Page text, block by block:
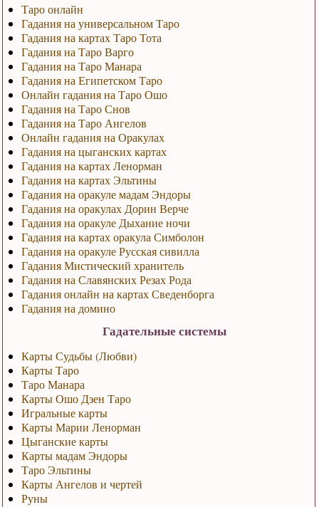
Таро онлайн
Гадания на универсальном Таро
Гадания на картах Таро Тота
Гадания на Таро Варго
Гадания на Таро Манара
Гадания на Египетском Таро
Онлайн гадания на Таро Ошо
Гадания на Таро Снов
Гадания на Таро Ангелов
Онлайн гадания на Оракулах
Гадания на цыганских картах
Гадания на картах Ленорман
Гадания на картах Эльтины
Гадания на оракуле мадам Эндоры
Гадания на оракулах Дорин Верче
Гадания на оракуле Дыхание ночи
Гадания на картах оракула Симболон
Гадания на оракуле Русская сивилла
Гадания Мистический хранитель
Гадания на Славянских Резах Рода
Гадания онлайн на картах Сведенборга
Гадания на домино
Гадательные системы
Карты Судьбы (Любви)
Карты Таро
Таро Манара
Карты Ошо Дзен Таро
Игральные карты
Карты Марии Ленорман
Цыганские карты
Карты мадам Эндоры
Таро Эльтины
Карты Ангелов и чертей
Руны